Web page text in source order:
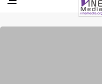
Vine Media
葡萄樹傳媒